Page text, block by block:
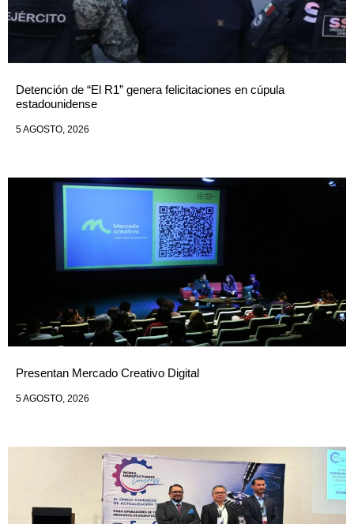
Detención de “El R1” genera felicitaciones en cúpula
estadounidense
5 AGOSTO, 2026
Presentan Mercado Creativo Digital
5 AGOSTO, 2026